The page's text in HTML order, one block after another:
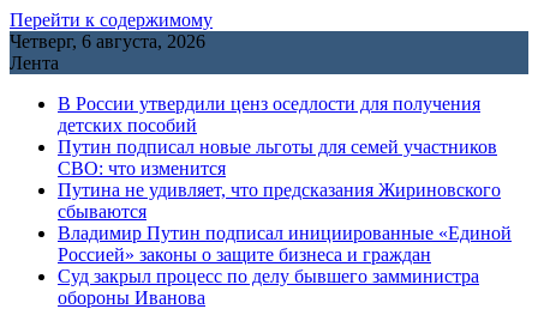
Перейти к содержимому
Четверг, 6 августа, 2026
Лента
В России утвердили ценз оседлости для получения
детских пособий
Путин подписал новые льготы для семей участников
СВО: что изменится
Путина не удивляет, что предсказания Жириновского
сбываются
Владимир Путин подписал инициированные «Единой
Россией» законы о защите бизнеса и граждан
Cуд закрыл процесс по делу бывшего замминистра
обороны Иванова